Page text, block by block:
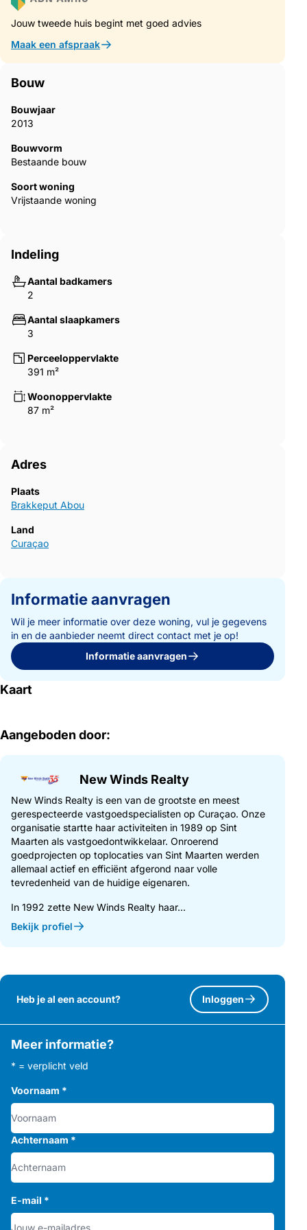
deze omgerekende prijzen. Dit specifieke object wordt te koop
aangeboden in NAF.
Jouw tweede huis begint met goed advies
Maak een afspraak
Bouw
Bouwjaar
2013
Bouwvorm
Bestaande bouw
Soort woning
Vrijstaande woning
Indeling
Aantal badkamers
2
Aantal slaapkamers
3
Perceeloppervlakte
391 m²
Woonoppervlakte
87 m²
Adres
Plaats
Brakkeput Abou
Land
Curaçao
Informatie aanvragen
Wil je meer informatie over deze woning, vul je gegevens
in en de aanbieder neemt direct contact met je op!
Informatie aanvragen
Kaart
Aangeboden door:
New Winds Realty
New Winds Realty is een van de grootste en meest
gerespecteerde vastgoedspecialisten op Curaçao. Onze
organisatie startte haar activiteiten in 1989 op Sint
Maarten als vastgoedontwikkelaar. Onroerend
goedprojecten op toplocaties van Sint Maarten werden
allemaal actief en efficiënt afgerond naar volle
tevredenheid van de huidige eigenaren.
In 1992 zette New Winds Realty haar...
Bekijk profiel
Heb je al een account? Inloggen
Meer informatie?
* = verplicht veld
Voornaam *
Achternaam *
E-mail *